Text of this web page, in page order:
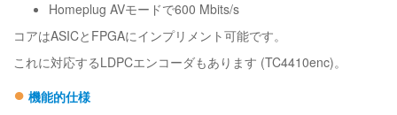
Homeplug AVモードで600 Mbits/s
コアはASICとFPGAにインプリメント可能です。
これに対応するLDPCエンコーダもあります (TC4410enc)。
● 機能的仕様